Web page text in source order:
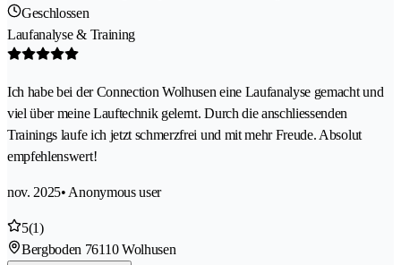
Geschlossen
Laufanalyse & Training
Ich habe bei der Connection Wolhusen eine Laufanalyse gemacht und
viel über meine Lauftechnik gelernt. Durch die anschliessenden
Trainings laufe ich jetzt schmerzfrei und mit mehr Freude. Absolut
empfehlenswert!
nov. 2025• Anonymous user
5(1)
Bergboden 76110 Wolhusen